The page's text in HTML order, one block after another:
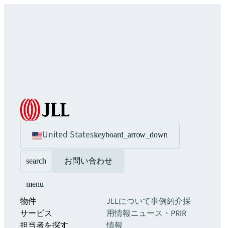
United Stateskeyboard_arrow_down
search お問い合わせ
menu
物件
サービス
担当者を探す
JLLについて事例紹介採
用情報ニュース・PRIR
情報